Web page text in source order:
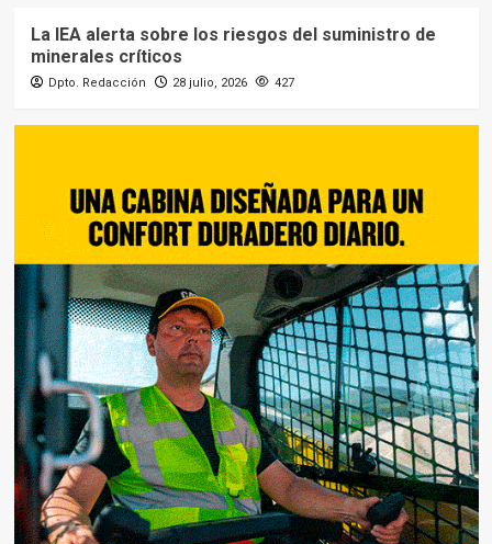
La IEA alerta sobre los riesgos del suministro de
minerales críticos
Dpto. Redacción 28 julio, 2026 427